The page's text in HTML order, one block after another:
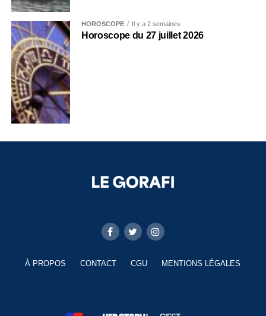
HOROSCOPE Il y a 2 semaines
Horoscope du 27 juillet 2026
À PROPOS CONTACT CGU MENTIONS LÉGALES